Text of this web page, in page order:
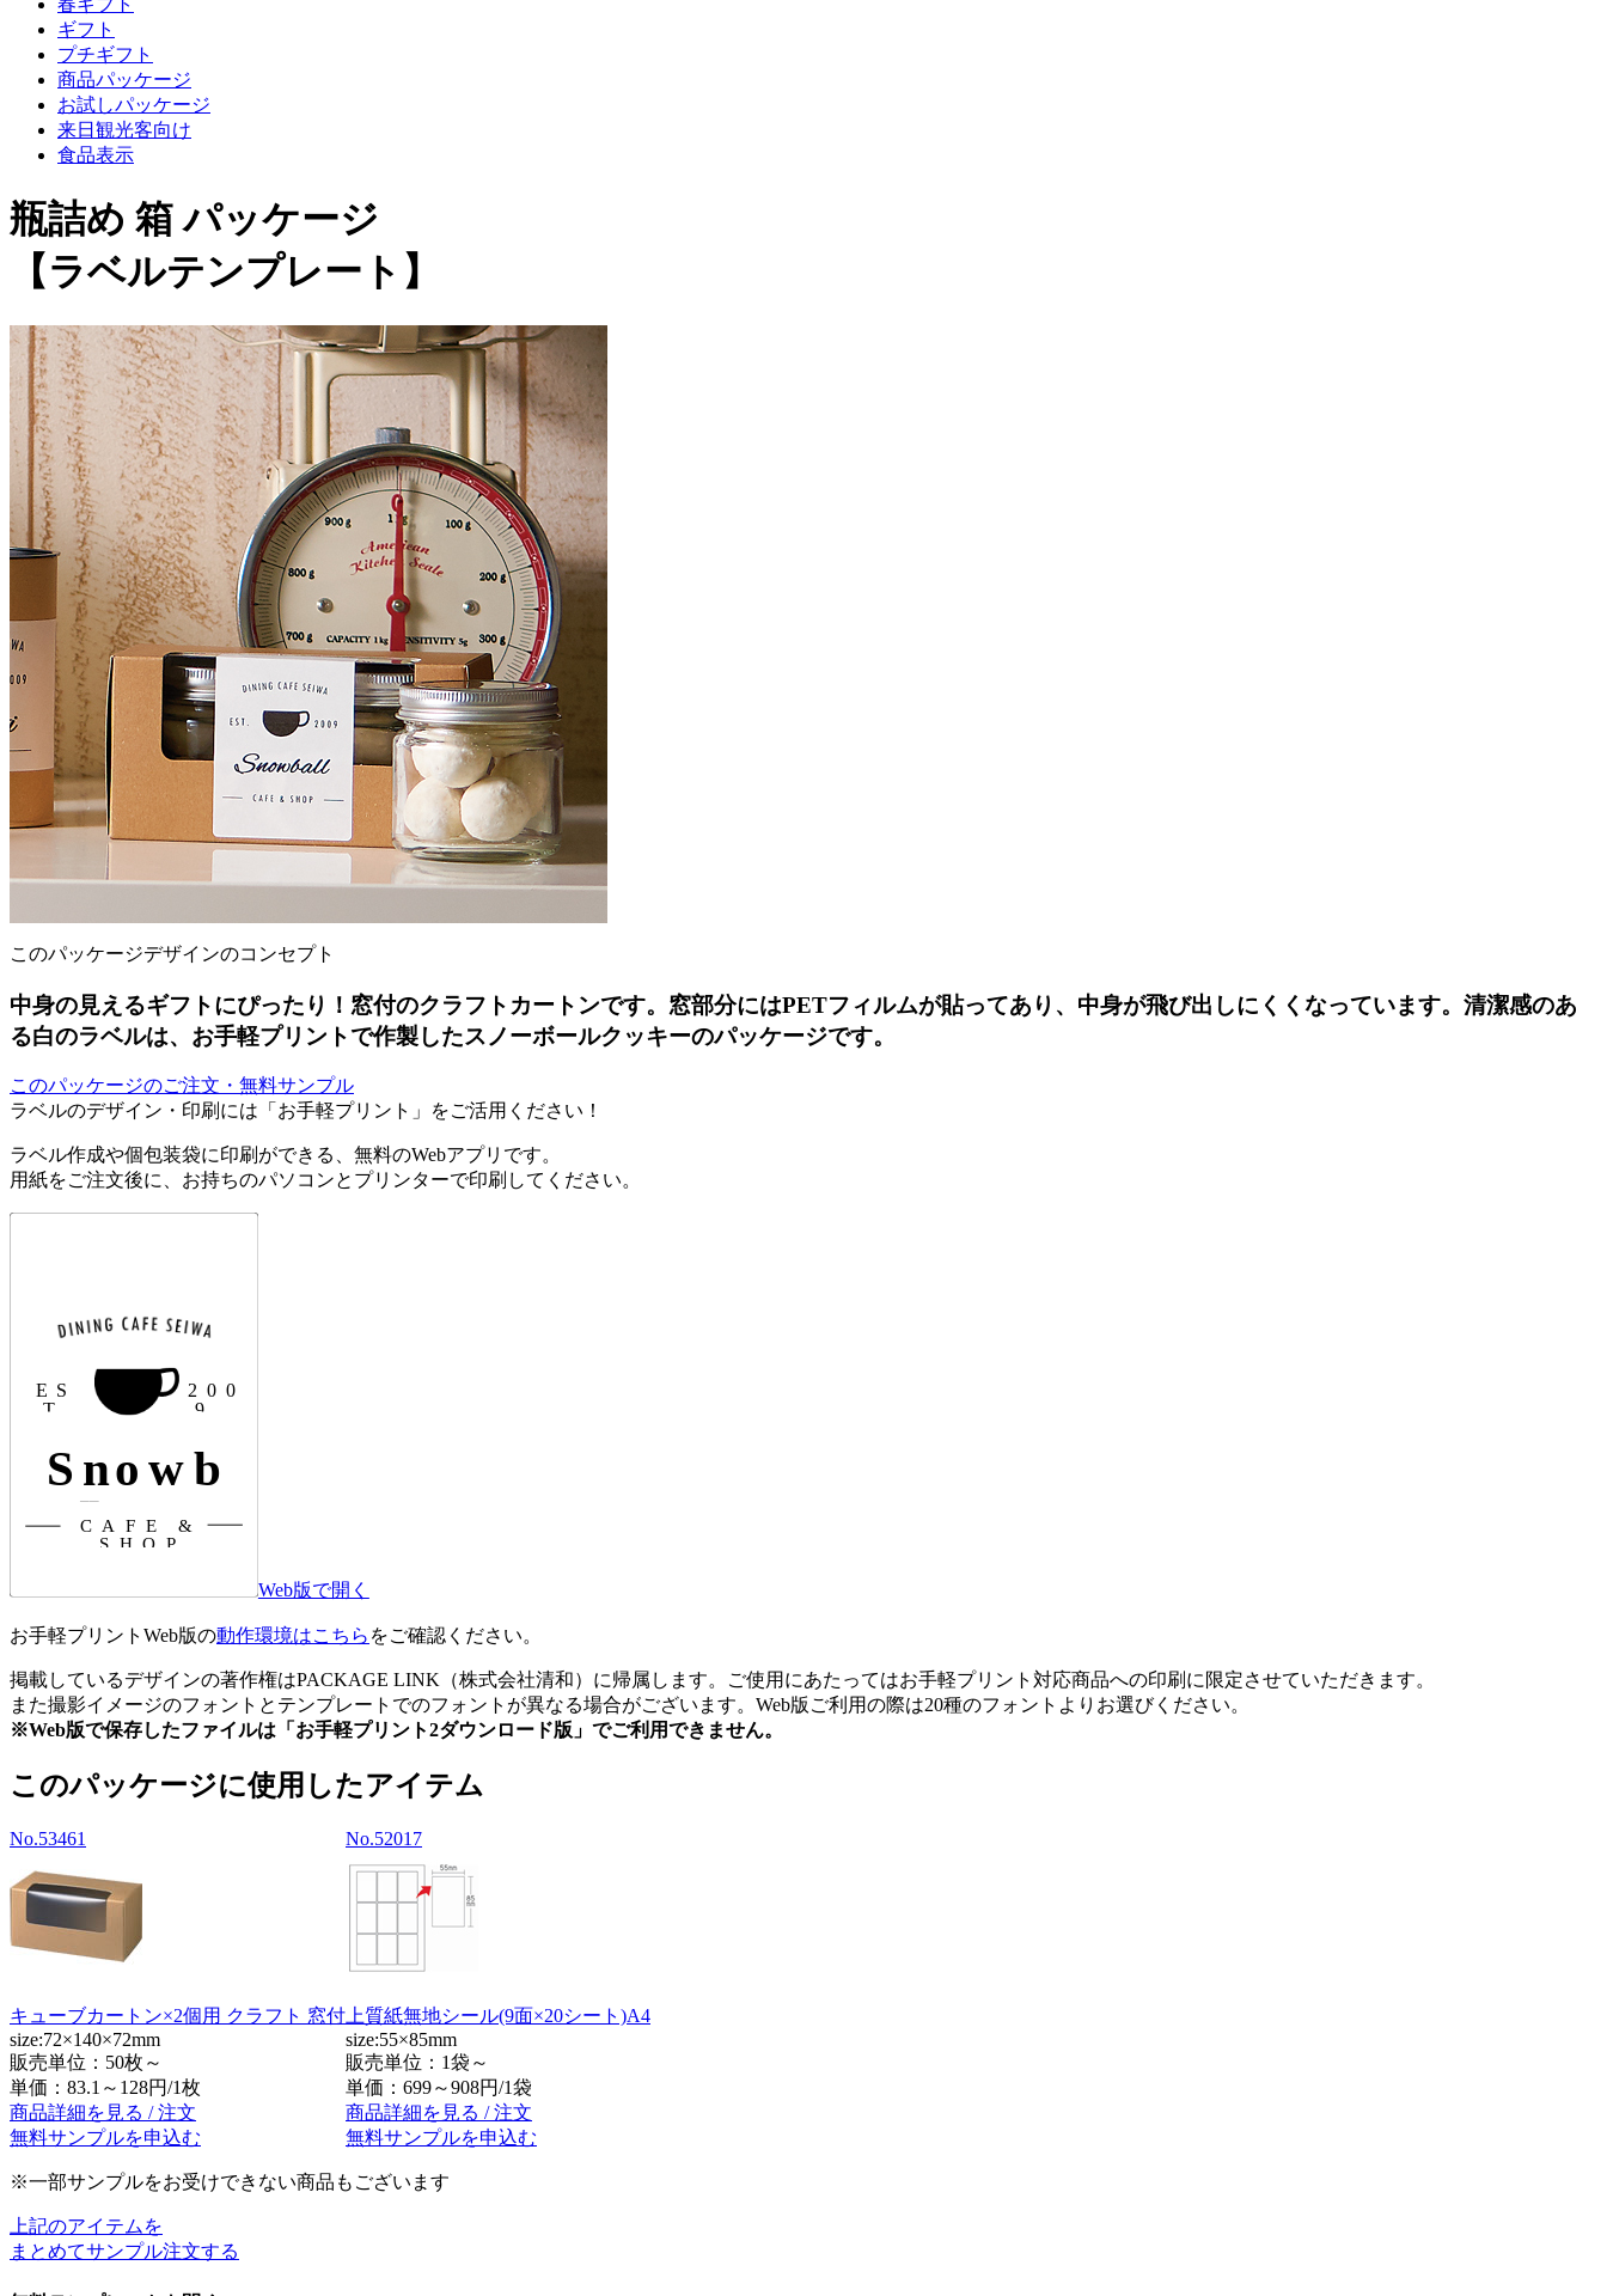
春ギフト
ギフト
プチギフト
商品パッケージ
お試しパッケージ
来日観光客向け
食品表示
瓶詰め 箱 パッケージ
【ラベルテンプレート】
このパッケージデザインのコンセプト
中身の見えるギフトにぴったり！窓付のクラフトカートンです。窓部分にはPETフィルムが貼ってあり、中身が飛び出しにくくなっています。清潔感のあ
る白のラベルは、お手軽プリントで作製したスノーボールクッキーのパッケージです。
このパッケージのご注文・無料サンプル
ラベルのデザイン・印刷には「お手軽プリント」をご活用ください！
ラベル作成や個包装袋に印刷ができる、無料のWebアプリです。
用紙をご注文後に、お持ちのパソコンとプリンターで印刷してください。
Web版で開く
お手軽プリントWeb版の動作環境はこちら をご確認ください。
掲載しているデザインの著作権はPACKAGE LINK（株式会社清和）に帰属します。ご使用にあたってはお手軽プリント対応商品への印刷に限定させていただきます。
また撮影イメージのフォントとテンプレートでのフォントが異なる場合がございます。Web版ご利用の際は20種のフォントよりお選びください。
※Web版で保存したファイルは「お手軽プリント2ダウンロード版」でご利用できません。
このパッケージに使用したアイテム
No.53461
キューブカートン×2個用 クラフト 窓付
size:72×140×72mm
販売単位：50枚～
単価： 83.1～128円/1枚
商品詳細を見る / 注文
無料サンプルを申込む
No.52017
上質紙無地シール(9面×20シート)A4
size:55×85mm
販売単位：1袋～
単価： 699～908円/1袋
商品詳細を見る / 注文
無料サンプルを申込む
※一部サンプルをお受けできない商品もございます
上記のアイテムを
まとめてサンプル注文する